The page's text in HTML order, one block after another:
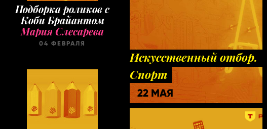
Подборка роликов с
Коби Брайантом
Мария Слесарева
04 ФЕВРАЛЯ
Искусственный отбор.
Спорт
22 МАЯ